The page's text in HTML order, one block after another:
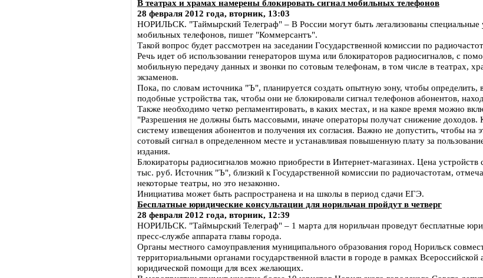
В театрах и храмах намерены блокировать сигнал мобильных телефонов
28 февраля 2012 года, вторник, 13:03
НОРИЛЬСК. "Таймырский Телеграф" – В России могут быть легализованы специальные
мобильных телефонов, пишет "Коммерсантъ".
Такой вопрос будет рассмотрен на заседании Государственной комиссии по
Речь идет об использовании генераторов шума или блокираторов радиосигналов, с
мобильную передачу данных и звонки по сотовым телефонам, в том числе в театрах,
экзаменов.
Пока, по словам источника "Ъ", планируется создать опытную зону, чтобы определить,
подобные устройства так, чтобы они не блокировали сигнал телефонов абонентов,
Также необходимо четко регламентировать, в каких местах, и на какое время можно
"Разрешения не должны быть массовыми, иначе операторы получат снижение доходов.
систему извещения абонентов и получения их согласия. Важно не допустить, чтобы на
сотовый сигнал в определенном месте и устанавливая повышенную плату за
издания.
Блокираторы радиосигналов можно приобрести в Интернет-магазинах. Цена
тыс. руб. Источник "Ъ", близкий к Государственной комиссии по радиочастотам,
некоторые театры, но это незаконно.
Инициатива может быть распространена и на школы в период сдачи ЕГЭ.
Бесплатные юридические консультации для норильчан пройдут в четверг
28 февраля 2012 года, вторник, 12:39
НОРИЛЬСК. "Таймырский Телеграф" – 1 марта для норильчан проведут бесплатные
пресс-службе аппарата главы города.
Органы местного самоуправления муниципального образования город Норильск
территориальными органами государственной власти в городе в рамках
юридической помощи для всех желающих.